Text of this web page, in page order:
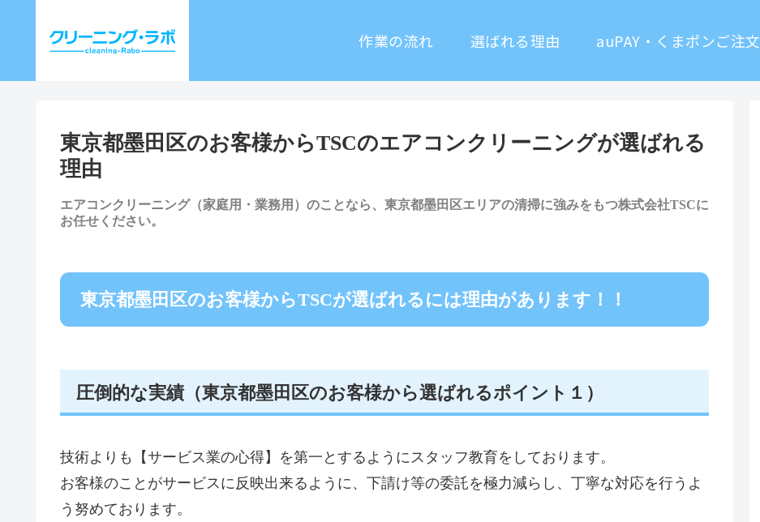
作業の流れ 選ばれる理由 auPAY・くまポンご注文
東京都墨田区のお客様からTSCのエアコンクリーニングが選ばれる
理由
エアコンクリーニング（家庭用・業務用）のことなら、東京都墨田区エリアの清掃に強みをもつ株式会社TSCに
お任せください。
東京都墨田区のお客様からTSCが選ばれるには理由があります！！
圧倒的な実績（東京都墨田区のお客様から選ばれるポイント１）
技術よりも【サービス業の心得】を第一とするようにスタッフ教育をしております。
お客様のことがサービスに反映出来るように、下請け等の委託を極力減らし、丁寧な対応を行うよ
う努めております。